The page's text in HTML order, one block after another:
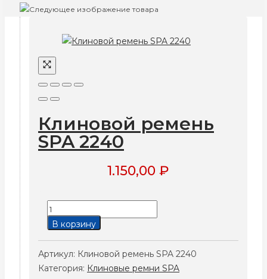
Клиновой ремень
SPA 2240
1.150,00 ₽
Количество
товара
ремень
SPA
В корзину
Артикул: Клиновой ремень SPA 2240
Категория: Клиновые ремни SPA